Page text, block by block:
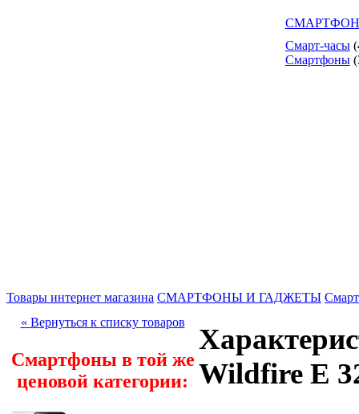
Смарт-часы
Смартфоны
Товары интернет магазина СМАРТФОНЫ И ГАДЖЕТЫ
« Вернуться к списку товаров
Смартфоны в той же
ценовой категории: Wildfire E